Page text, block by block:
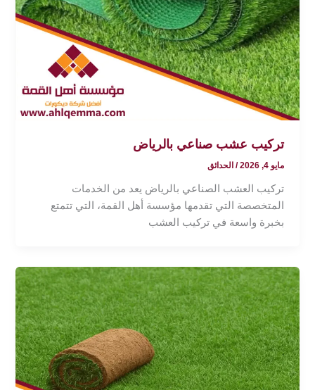
تركيب عشب صناعي بالرياض
مايو 4, 2026 / الحدائق
تركيب العشب الصناعي بالرياض يعد من الخدمات
المتخصصة التي تقدمها مؤسسة أهل القمة، التي تتمتع
بخبرة واسعة في تركيب العشب